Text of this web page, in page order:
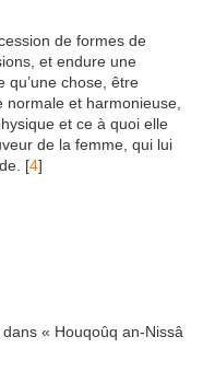
de formes de
et endure une
qu’une chose, être
et harmonieuse,
et ce à quoi elle
de la femme, qui lui
[4]
« Houqoûq an-Nissâ